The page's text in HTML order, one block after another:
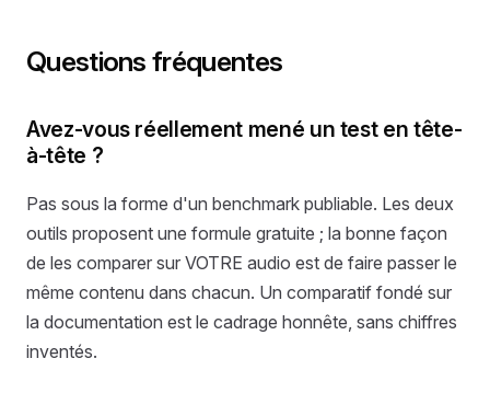
Questions fréquentes
Avez-vous réellement mené un test en tête-
à-tête ?
Pas sous la forme d'un benchmark publiable. Les deux
outils proposent une formule gratuite ; la bonne façon
de les comparer sur VOTRE audio est de faire passer le
même contenu dans chacun. Un comparatif fondé sur
la documentation est le cadrage honnête, sans chiffres
inventés.